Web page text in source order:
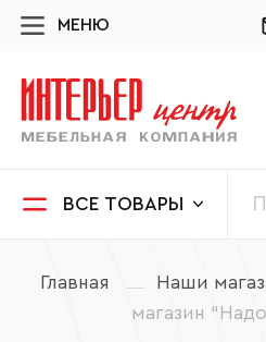
МЕНЮ
ВСЕ ТОВАРЫ
Главная Наши
магазин